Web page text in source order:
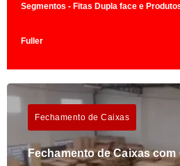
Segmentos - Fitas Dupla face e
Fuller
Fechamento de Caixas
Fechamento de Caixas com